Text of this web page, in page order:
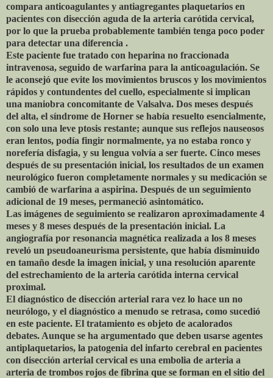
compara anticoagulantes y antiagregantes plaquetarios en
pacientes con disección aguda de la arteria carótida cervical,
por lo que la prueba probablemente también tenga poco poder
para detectar una diferencia .
Este paciente fue tratado con heparina no fraccionada
intravenosa, seguido de warfarina para la anticoagulación. Se
le aconsejó que evite los movimientos bruscos y los movimientos
rápidos y contundentes del cuello, especialmente si implican
una maniobra concomitante de Valsalva. Dos meses después
del alta, el síndrome de Horner se había resuelto esencialmente,
con solo una leve ptosis restante; aunque sus reflejos nauseosos
eran lentos, podía fingir normalmente, ya no estaba ronco y
norefería disfagia, y su lengua volvía a ser fuerte. Cinco meses
después de su presentación inicial, los resultados de un examen
neurológico fueron completamente normales y su medicación se
cambió de warfarina a aspirina. Después de un seguimiento
adicional de 19 meses, permaneció asintomático.
Las imágenes de seguimiento se realizaron aproximadamente 4
meses y 8 meses después de la presentación inicial. La
angiografía por resonancia magnética realizada a los 8 meses
reveló un pseudoaneurisma persistente, que había disminuido
en tamaño desde la imagen inicial, y una resolución aparente
del estrechamiento de la arteria carótida interna cervical
proximal.
El diagnóstico de disección arterial rara vez lo hace un no
neurólogo, y el diagnóstico a menudo se retrasa, como sucedió
en este paciente. El tratamiento es objeto de acalorados
debates. Aunque se ha argumentado que deben usarse agentes
antiplaquetarios, la patogenia del infarto cerebral en pacientes
con disección arterial cervical es una embolia de arteria a
arteria de trombos rojos de fibrina que se forman en el sitio del